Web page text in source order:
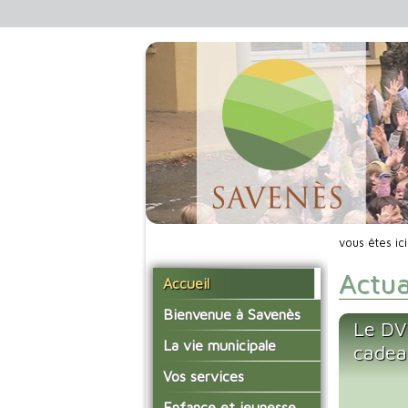
Accueil
Bienvenue à Savenès
Situer Savenès
Savenès en chiffre
L'histoire du village
La vie municipale
Vos élus
Les compte-rendus du
Vos services
La mairie
vous êtes
Le